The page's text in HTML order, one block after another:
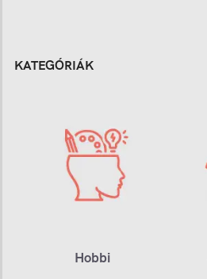
KATEGÓRIÁK
Hobbi